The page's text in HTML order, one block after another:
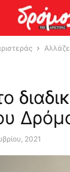
2021